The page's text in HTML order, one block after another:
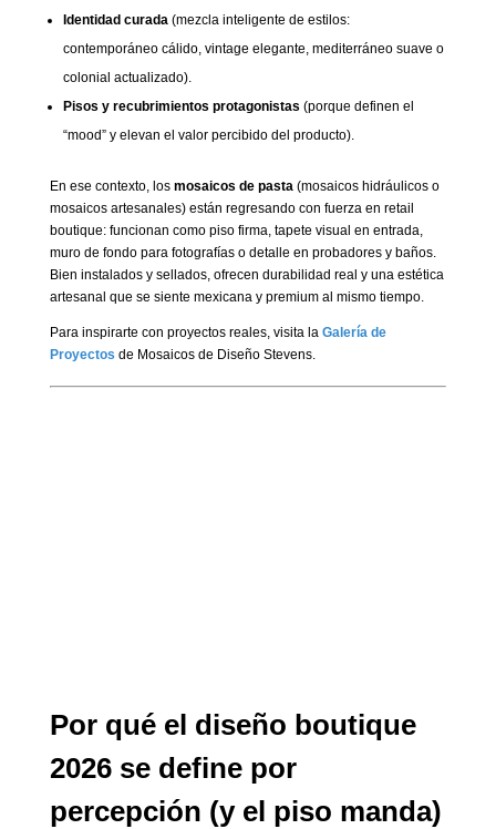
Identidad curada (mezcla inteligente de estilos:
contemporáneo cálido, vintage elegante, mediterráneo suave o
colonial actualizado).
Pisos y recubrimientos protagonistas (porque definen el
“mood” y elevan el valor percibido del producto).
En ese contexto, los mosaicos de pasta (mosaicos hidráulicos o
mosaicos artesanales) están regresando con fuerza en retail
boutique: funcionan como piso firma, tapete visual en entrada,
muro de fondo para fotografías o detalle en probadores y baños.
Bien instalados y sellados, ofrecen durabilidad real y una estética
artesanal que se siente mexicana y premium al mismo tiempo.
Para inspirarte con proyectos reales, visita la Galería de
Proyectos de Mosaicos de Diseño Stevens.
Por qué el diseño boutique
2026 se define por
percepción (y el piso manda)